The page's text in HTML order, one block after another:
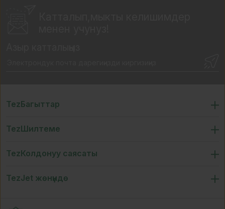
TezБагыттар
TezШилтеме
TezКолдонуу саясаты
TezJet жөнүндө